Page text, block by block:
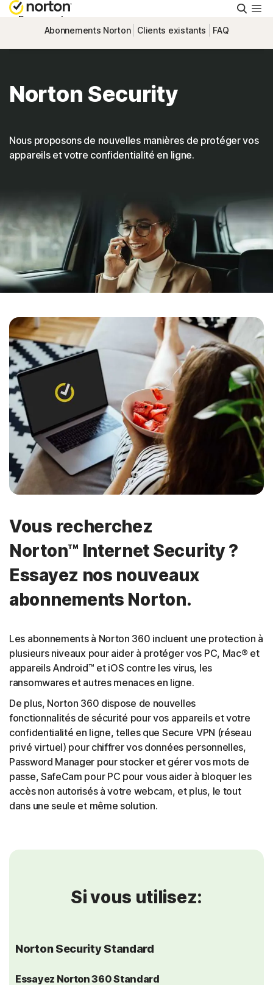
Personnel
Support
Essayer gratuitement
Connexion
Abonnements Norton Clients existants FAQ
Norton Security
Nous proposons de nouvelles manières de protéger vos
appareils et votre confidentialité en ligne.
Vous recherchez
Norton™ Internet Security ?
Essayez nos nouveaux
abonnements Norton.
Les abonnements à Norton 360 incluent une protection à
plusieurs niveaux pour aider à protéger vos PC, Mac® et
appareils Android™ et iOS contre les virus, les
ransomwares et autres menaces en ligne.
De plus, Norton 360 dispose de nouvelles
fonctionnalités de sécurité pour vos appareils et votre
confidentialité en ligne, telles que Secure VPN (réseau
privé virtuel) pour chiffrer vos données personnelles,
Password Manager pour stocker et gérer vos mots de
passe, SafeCam pour PC pour vous aider à bloquer les
accès non autorisés à votre webcam, et plus, le tout
dans une seule et même solution.
Si vous utilisez:
Norton Security Standard
Essayez Norton 360 Standard